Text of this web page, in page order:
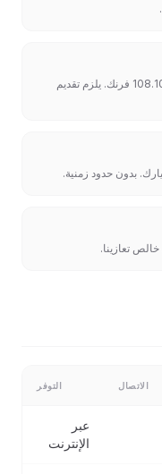
استرداد كامل بعد خصم رسوم إدارية قدرها 108.10 فرنك. يلزم تقديم
بدون حدود زمنية.
تعازينا.
الاتصال التوفر
عبر
الإنترنت